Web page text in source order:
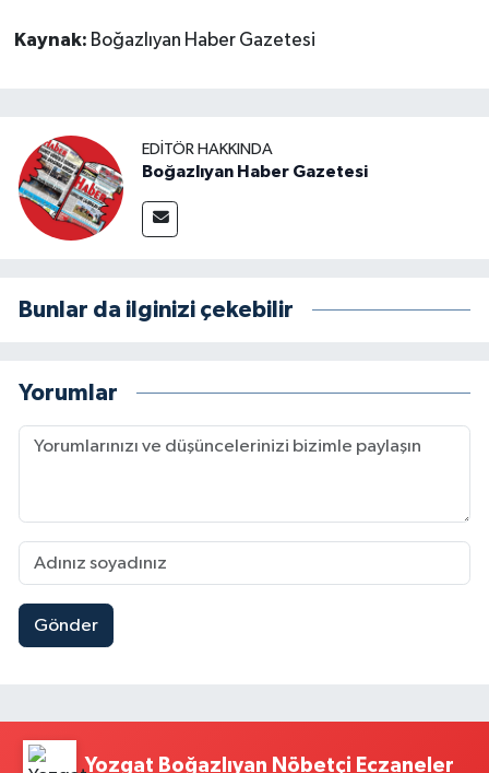
Kaynak: Boğazlıyan Haber Gazetesi
EDITÖR HAKKINDA
Boğazlıyan Haber Gazetesi
Bunlar da ilginizi çekebilir
Yorumlar
Gönder
Yozgat Boğazlıyan Nöbetçi Eczaneler